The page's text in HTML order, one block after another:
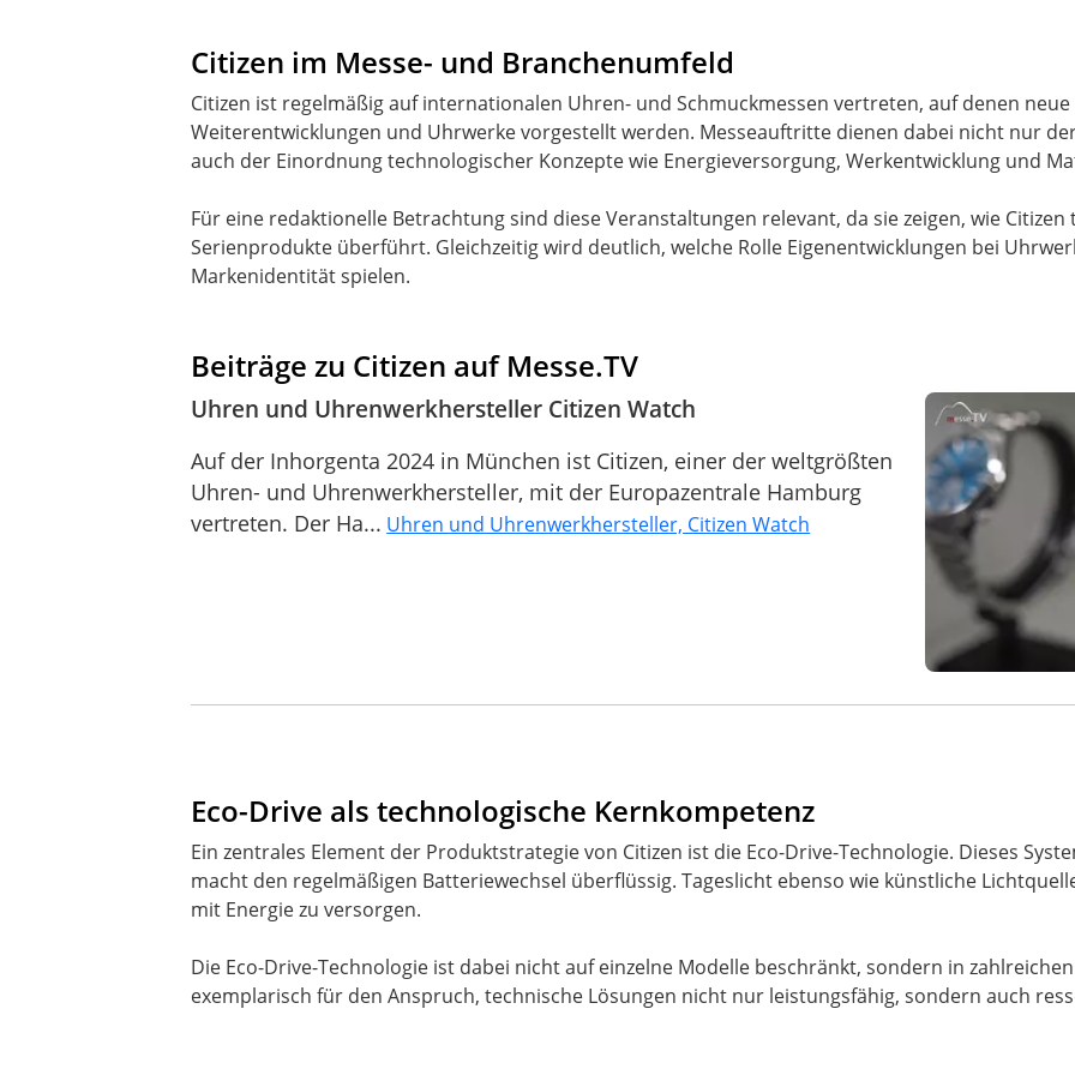
Citizen im Messe- und Branchenumfeld
Citizen ist regelmäßig auf internationalen Uhren- und Schmuckmessen vertreten, auf denen
Weiterentwicklungen und Uhrwerke vorgestellt werden. Messeauftritte dienen dabei nicht nur
auch der Einordnung technologischer Konzepte wie Energieversorgung, Werkentwicklung und
Für eine redaktionelle Betrachtung sind diese Veranstaltungen relevant, da sie zeigen, wie
Serienprodukte überführt. Gleichzeitig wird deutlich, welche Rolle Eigenentwicklungen bei
Markenidentität spielen.
Beiträge zu Citizen auf Messe.TV
Uhren und Uhrenwerkhersteller Citizen Watch
Auf der Inhorgenta 2024 in München ist Citizen, einer der weltgrößten
Uhren- und Uhrenwerkhersteller, mit der Europazentrale Hamburg
vertreten. Der Ha... Uhren und Uhrenwerkhersteller, Citizen Watch
Eco-Drive als technologische Kernkompetenz
Ein zentrales Element der Produktstrategie von Citizen ist die Eco-Drive-Technologie. Dieses
macht den regelmäßigen Batteriewechsel überflüssig. Tageslicht ebenso wie künstliche
mit Energie zu versorgen.
Die Eco-Drive-Technologie ist dabei nicht auf einzelne Modelle beschränkt, sondern in
exemplarisch für den Anspruch, technische Lösungen nicht nur leistungsfähig, sondern auch